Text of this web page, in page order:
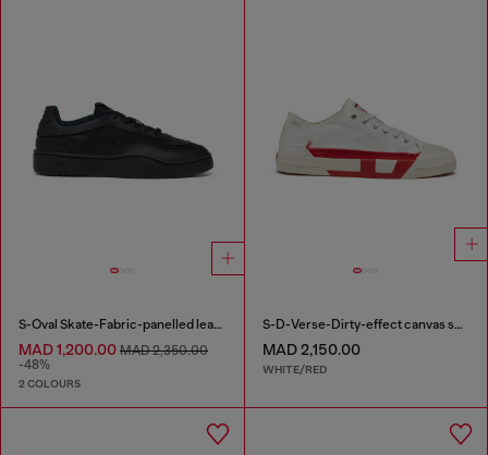
S-Oval Skate-Fabric-panelled leather sneakers
MAD 1,200.00 MAD 2,350.00
-48%
2 COLOURS
S-D-Verse-Dirty-effect canvas sneakers
MAD 2,150.00
WHITE/RED